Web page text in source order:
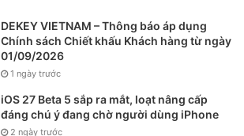
DEKEY VIETNAM – Thông báo áp dụng
Chính sách Chiết khấu Khách hàng từ ngày
01/09/2026
1 ngày trước
iOS 27 Beta 5 sắp ra mắt, loạt nâng cấp
đáng chú ý đang chờ người dùng iPhone
2 ngày trước